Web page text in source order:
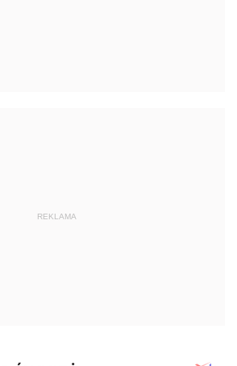
REKLAMA